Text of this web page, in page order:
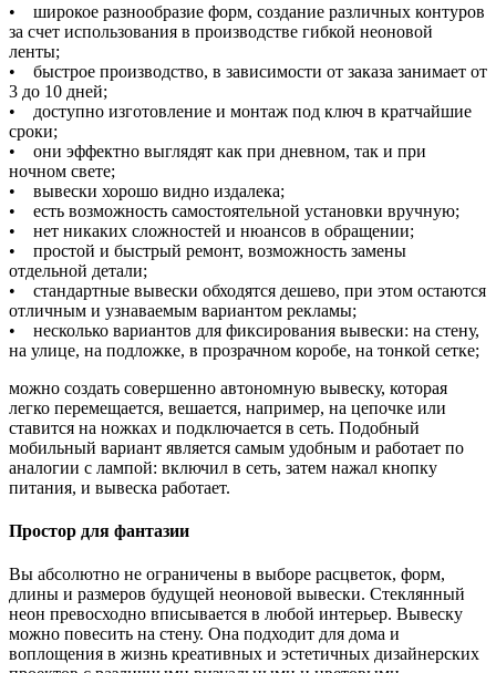
• широкое разнообразие форм, создание различных контуров
за счет использования в производстве гибкой неоновой
ленты;
• быстрое производство, в зависимости от заказа занимает от
3 до 10 дней;
• доступно изготовление и монтаж под ключ в кратчайшие
сроки;
• они эффектно выглядят как при дневном, так и при
ночном свете;
• вывески хорошо видно издалека;
• есть возможность самостоятельной установки вручную;
• нет никаких сложностей и нюансов в обращении;
• простой и быстрый ремонт, возможность замены
отдельной детали;
• стандартные вывески обходятся дешево, при этом остаются
отличным и узнаваемым вариантом рекламы;
• несколько вариантов для фиксирования вывески: на стену,
на улице, на подложке, в прозрачном коробе, на тонкой сетке;
можно создать совершенно автономную вывеску, которая
легко перемещается, вешается, например, на цепочке или
ставится на ножках и подключается в сеть. Подобный
мобильный вариант является самым удобным и работает по
аналогии с лампой: включил в сеть, затем нажал кнопку
питания, и вывеска работает.
Простор для фантазии
Вы абсолютно не ограничены в выборе расцветок, форм,
длины и размеров будущей неоновой вывески. Стеклянный
неон превосходно вписывается в любой интерьер. Вывеску
можно повесить на стену. Она подходит для дома и
воплощения в жизнь креативных и эстетичных дизайнерских